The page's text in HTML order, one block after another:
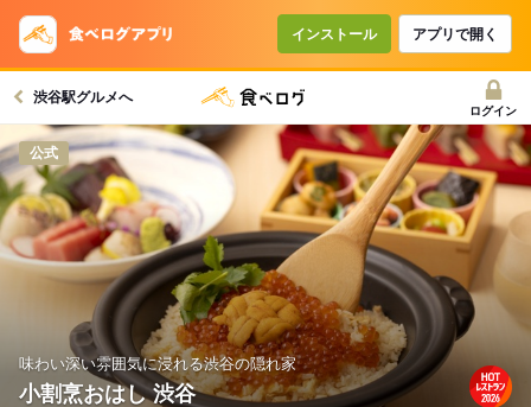
インストール アプリで開く
渋谷駅グルメへ
ログイン
公式
味わい深い雰囲気に浸れる渋谷の隠れ家
小割烹おはし 渋谷